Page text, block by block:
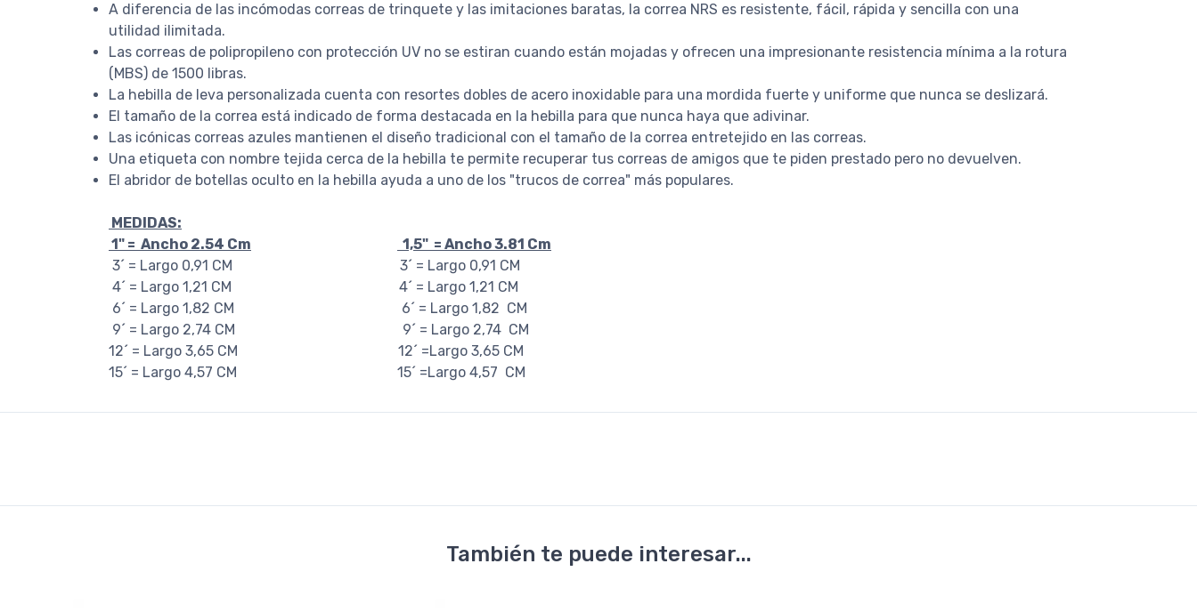
A diferencia de las incómodas correas de trinquete y las imitaciones baratas, la correa NRS es resistente, fácil, rápida y sencilla con una
utilidad ilimitada.
Las correas de polipropileno con protección UV no se estiran cuando están mojadas y ofrecen una impresionante resistencia mínima a la rotura
(MBS) de 1500 libras.
La hebilla de leva personalizada cuenta con resortes dobles de acero inoxidable para una mordida fuerte y uniforme que nunca se deslizará.
El tamaño de la correa está indicado de forma destacada en la hebilla para que nunca haya que adivinar.
Las icónicas correas azules mantienen el diseño tradicional con el tamaño de la correa entretejido en las correas.
Una etiqueta con nombre tejida cerca de la hebilla te permite recuperar tus correas de amigos que te piden prestado pero no devuelven.
El abridor de botellas oculto en la hebilla ayuda a uno de los "trucos de correa" más populares.
MEDIDAS:
1" = Ancho 2.54 Cm
1,5" = Ancho 3.81 Cm
3´ = Largo 0,91 CM 3´ = Largo 0,91 CM
4´ = Largo 1,21 CM 4´ = Largo 1,21 CM
6´ = Largo 1,82 CM 6´ = Largo 1,82 CM
9´ = Largo 2,74 CM 9´ = Largo 2,74 CM
12´ = Largo 3,65 CM 12´ =Largo 3,65 CM
15´ = Largo 4,57 CM 15´ =Largo 4,57 CM
También te puede interesar...